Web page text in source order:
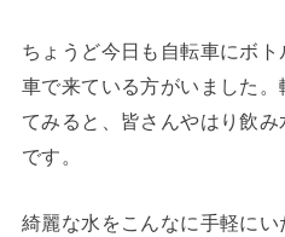
ちょうど今日も自転車にボト
車で来ている方がいました
てみると、皆さんやはり飲
です。
綺麗な水をこんなに手軽に